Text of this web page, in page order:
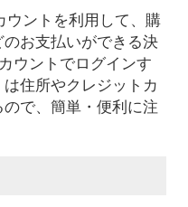
ウントを利用して、購
お支払いができる決
ウントでログインす
住所やクレジットカ
で、簡単・便利に注